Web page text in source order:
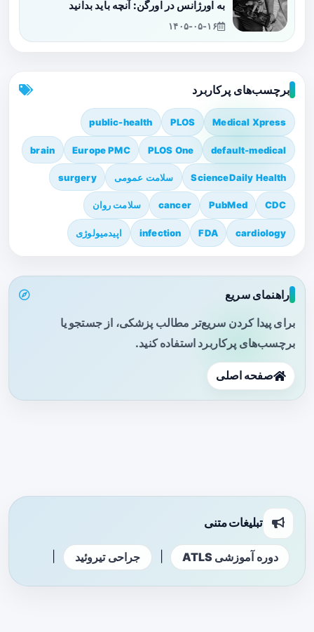
به اورژانس در اورگن: آنچه باید بدانید
۱۴۰۵-۰۵-۱۶
برچسب‌های پرکاربرد
Medical Xpress
PLOS
public-health
default-medical
PLOS One
Europe PMC
brain
ScienceDaily Health سلامت عمومی surgery
CDC
PubMed
cancer سلامت روان
cardiology
FDA
infection اپیدمیولوژی
راهنمای سریع
برای پیدا کردن سریع‌تر مطالب پزشکی، از جستجو یا
برچسب‌های پرکاربرد استفاده کنید.
صفحه اصلی
تبلیغات متنی
دوره آموزشی ATLS جراحی تیروئید